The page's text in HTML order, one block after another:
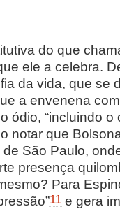
do que
ele a celebra.
da vida, que se
a envenena
ódio, “incluindo
notar que
São Paulo,
presença
Para
11 e gera